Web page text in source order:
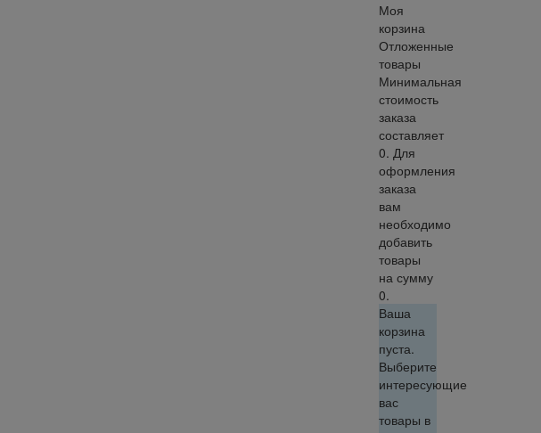
Моя
корзина
Отложенные
товары
Минимальная
стоимость
заказа
составляет
0. Для
оформления
заказа
вам
необходимо
добавить
товары
на сумму
0.
Ваша
корзина
пуста.
Выберите
интересующие
вас
товары в